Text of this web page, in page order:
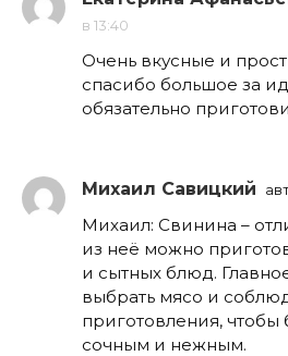
в 13:40
Очень вкусные и
спасибо большое за
обязательно
Михаил Савицкий
Михаил: Свинина –
из неё можно
и сытных блюд.
выбрать мясо и
приготовления,
сочным и нежным.